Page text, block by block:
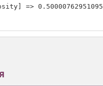
=> 0.50000762951095